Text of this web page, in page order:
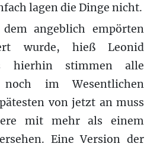
lagen die Dinge nicht.
angeblich empörten
wurde, hieß Leonid
hierhin stimmen alle
noch im Wesentlichen
von jetzt an muss
mit mehr als einem
Eine Version der